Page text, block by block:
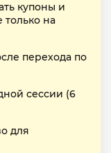
купоны и
на
перехода по
сессии (6
для